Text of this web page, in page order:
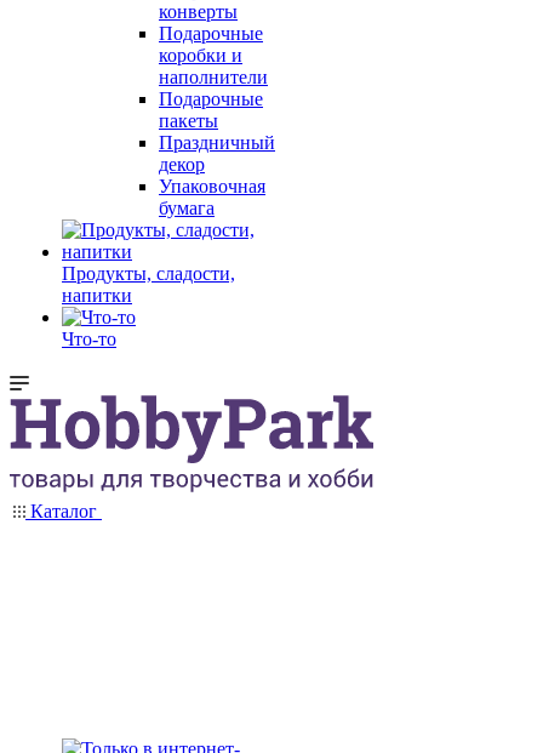
конверты
Подарочные
коробки и
наполнители
Подарочные
пакеты
Праздничный
декор
Упаковочная
бумага
Продукты, сладости,
напитки
Что-то
Каталог